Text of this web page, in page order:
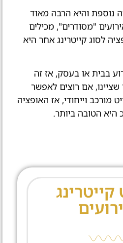
נוספת והיא הרבה מאוד
"מסודרים", מכילים
לסוג קייטרינג אחר היא
בבית או בעסק, אז זה
שציינו, אם רוצים לאפשר
מורכב וייחודי, אז האופציה
היא הטובה ביותר.